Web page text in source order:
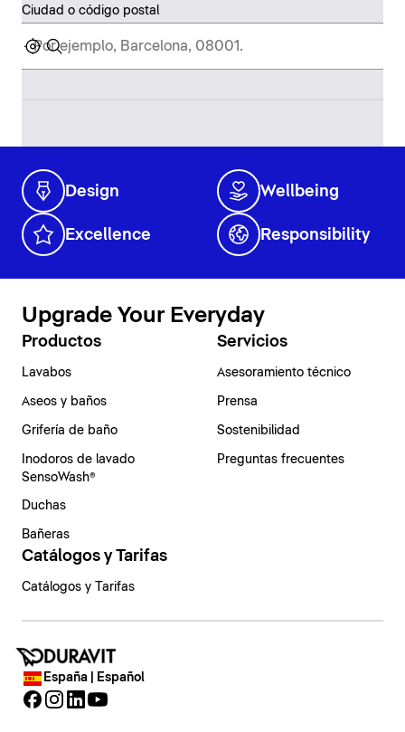
Ciudad o código postal
Design Wellbeing
Excellence Responsibility
Upgrade Your Everyday
Productos
Lavabos
Aseos y baños
Grifería de baño
Inodoros de lavado
SensoWash®
Duchas
Bañeras
Servicios
Asesoramiento técnico
Prensa
Sostenibilidad
Preguntas frecuentes
Catálogos y Tarifas
Catálogos y Tarifas
España | Español